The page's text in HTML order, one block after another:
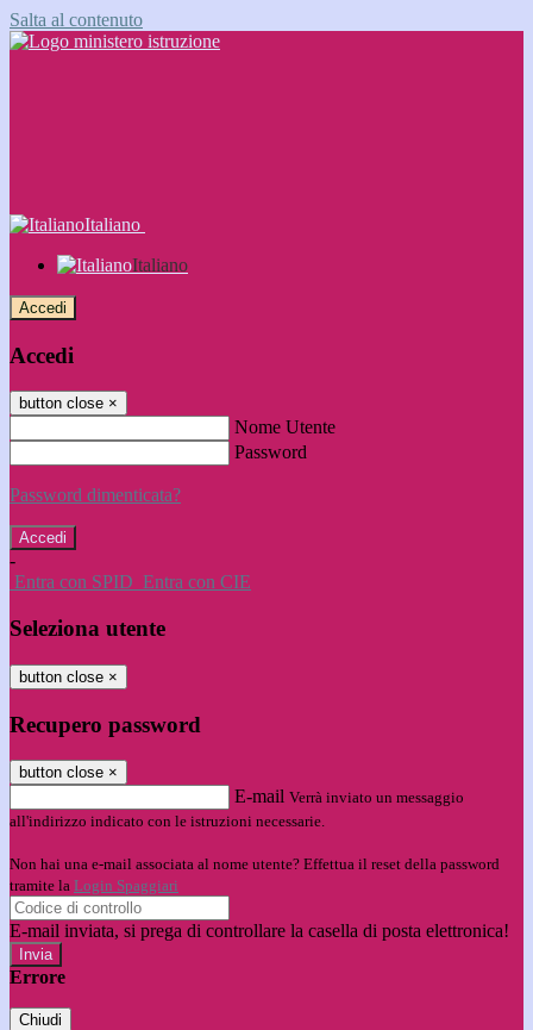
Salta al contenuto
Italiano
Italiano
Accedi
Accedi
button close ×
Nome Utente
Password
Password dimenticata?
-
Entra con SPID Entra con CIE
Seleziona utente
button close ×
Recupero password
button close ×
E-mail Verrà inviato un messaggio
all'indirizzo indicato con le istruzioni necessarie.
Non hai una e-mail associata al nome utente? Effettua il reset della password
tramite la Login Spaggiari
E-mail inviata, si prega di controllare la casella di posta elettronica!
Errore
Chiudi